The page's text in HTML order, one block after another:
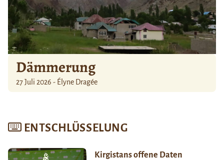
Dämmerung
27 Juli 2026 - Élyne Dragée
ENTSCHLÜSSELUNG
Kirgistans offene Daten